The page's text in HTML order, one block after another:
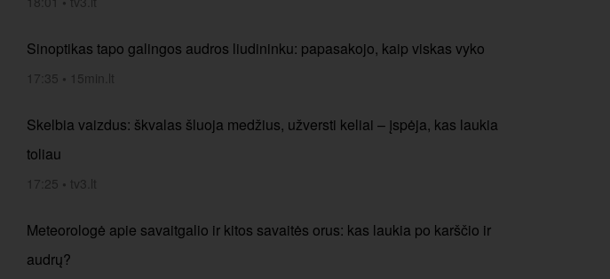
Sinoptikas tapo galingos audros liudininku: papasakojo, kaip viskas vyko
17:35 • 15min.lt
Skelbia vaizdus: škvalas šluoja medžius, užversti keliai – įspėja, kas laukia
toliau
17:25 • tv3.lt
Meteorologė apie savaitgalio ir kitos savaitės orus: kas laukia po karščio ir
audrų?